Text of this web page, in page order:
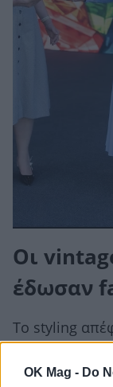
OK Mag - Do
Οι
έδωσαν
Το styling
Dior γόβες,